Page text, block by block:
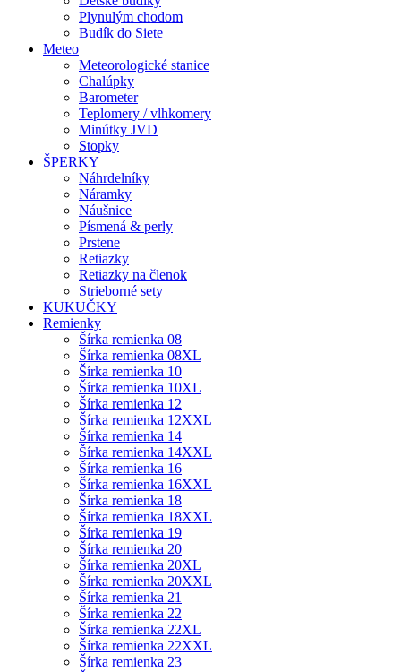
Plynulým chodom
Budík do Siete
Meteo
Meteorologické stanice
Chalúpky
Barometer
Teplomery / vlhkomery
Minútky JVD
Stopky
ŠPERKY
Náhrdelníky
Náramky
Náušnice
Písmená & perly
Prstene
Retiazky
Retiazky na členok
Strieborné sety
KUKUČKY
Remienky
Šírka remienka 08
Šírka remienka 08XL
Šírka remienka 10
Šírka remienka 10XL
Šírka remienka 12
Šírka remienka 12XXL
Šírka remienka 14
Šírka remienka 14XXL
Šírka remienka 16
Šírka remienka 16XXL
Šírka remienka 18
Šírka remienka 18XXL
Šírka remienka 19
Šírka remienka 20
Šírka remienka 20XL
Šírka remienka 20XXL
Šírka remienka 21
Šírka remienka 22
Šírka remienka 22XL
Šírka remienka 22XXL
Šírka remienka 23